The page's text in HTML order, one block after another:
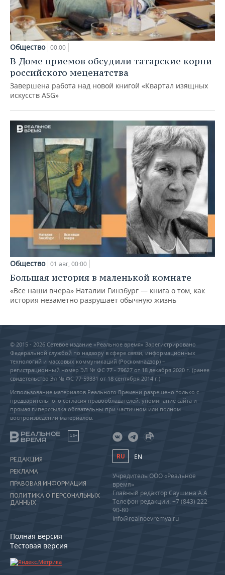
Общество 00:00
В Доме приемов обсудили татарские корни
российского меценатства
Завершена работа над новой книгой «Квартал изящных
искусств ASG»
Общество 01 авг, 00:00
Большая история в маленькой комнате
«Все наши вчера» Наталии Гинзбург — книга о том, как
история незаметно разрушает обычную жизнь
© 2015 - 2026 Сетевое издание «Реальное время» Зарегистрировано
Федеральной службой по надзору в сфере связи, информационных
технологий и массовых коммуникаций (Роскомнадзор) –
регистрационный номер ЭЛ № ФС 77 - 79627 от 18 декабря 2020 г. (ранее
свидетельство Эл № ФС 77-59331 от 18 сентября 2014 г.)
Использование материалов Реального Времени разрешено только с
предварительного согласия правообладателей, упоминание сайта и
прямая гиперссылка обязательны при частичном или полном
воспроизведении материалов.
18+
РЕДАКЦИЯ
РЕКЛАМА
ПРАВОВАЯ ИНФОРМАЦИЯ
ПОЛИТИКА О ПЕРСОНАЛЬНЫХ
ДАННЫХ
Полная версия
Тестовая версия
RU EN
Учредитель ООО «Реальное
время»
Главный редактор Саушина А.А.
Телефон редакции: +7 (843) 222-
90-80
info@realnoevremya.ru